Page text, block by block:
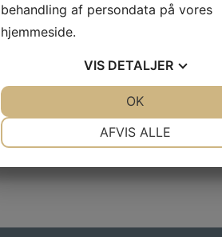
behandling af persondata på vores
hjemmeside.
VIS DETALJER
AFVIS ALLE
OK